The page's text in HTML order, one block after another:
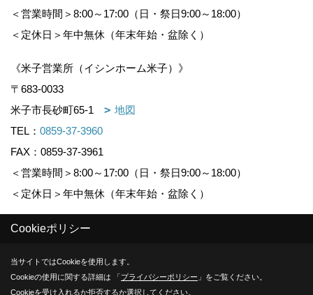
＜営業時間＞8:00～17:00（日・祭日9:00～18:00）
＜定休日＞年中無休（年末年始・盆除く）
《米子営業所（イシンホーム米子）》
〒683-0033
米子市長砂町65-1
地図
TEL： 0859-37-3960
FAX：0859-37-3961
＜営業時間＞8:00～17:00（日・祭日9:00～18:00）
＜定休日＞年中無休（年末年始・盆除く）
Produced byゴデスクリエイト
Cookieポリシー
当サイトではCookieを使用します。
Cookieの使用に関する詳細は 「プライバシーポリシー 」をご覧ください。
Cookieを受け入れるか拒否するか選択してください。